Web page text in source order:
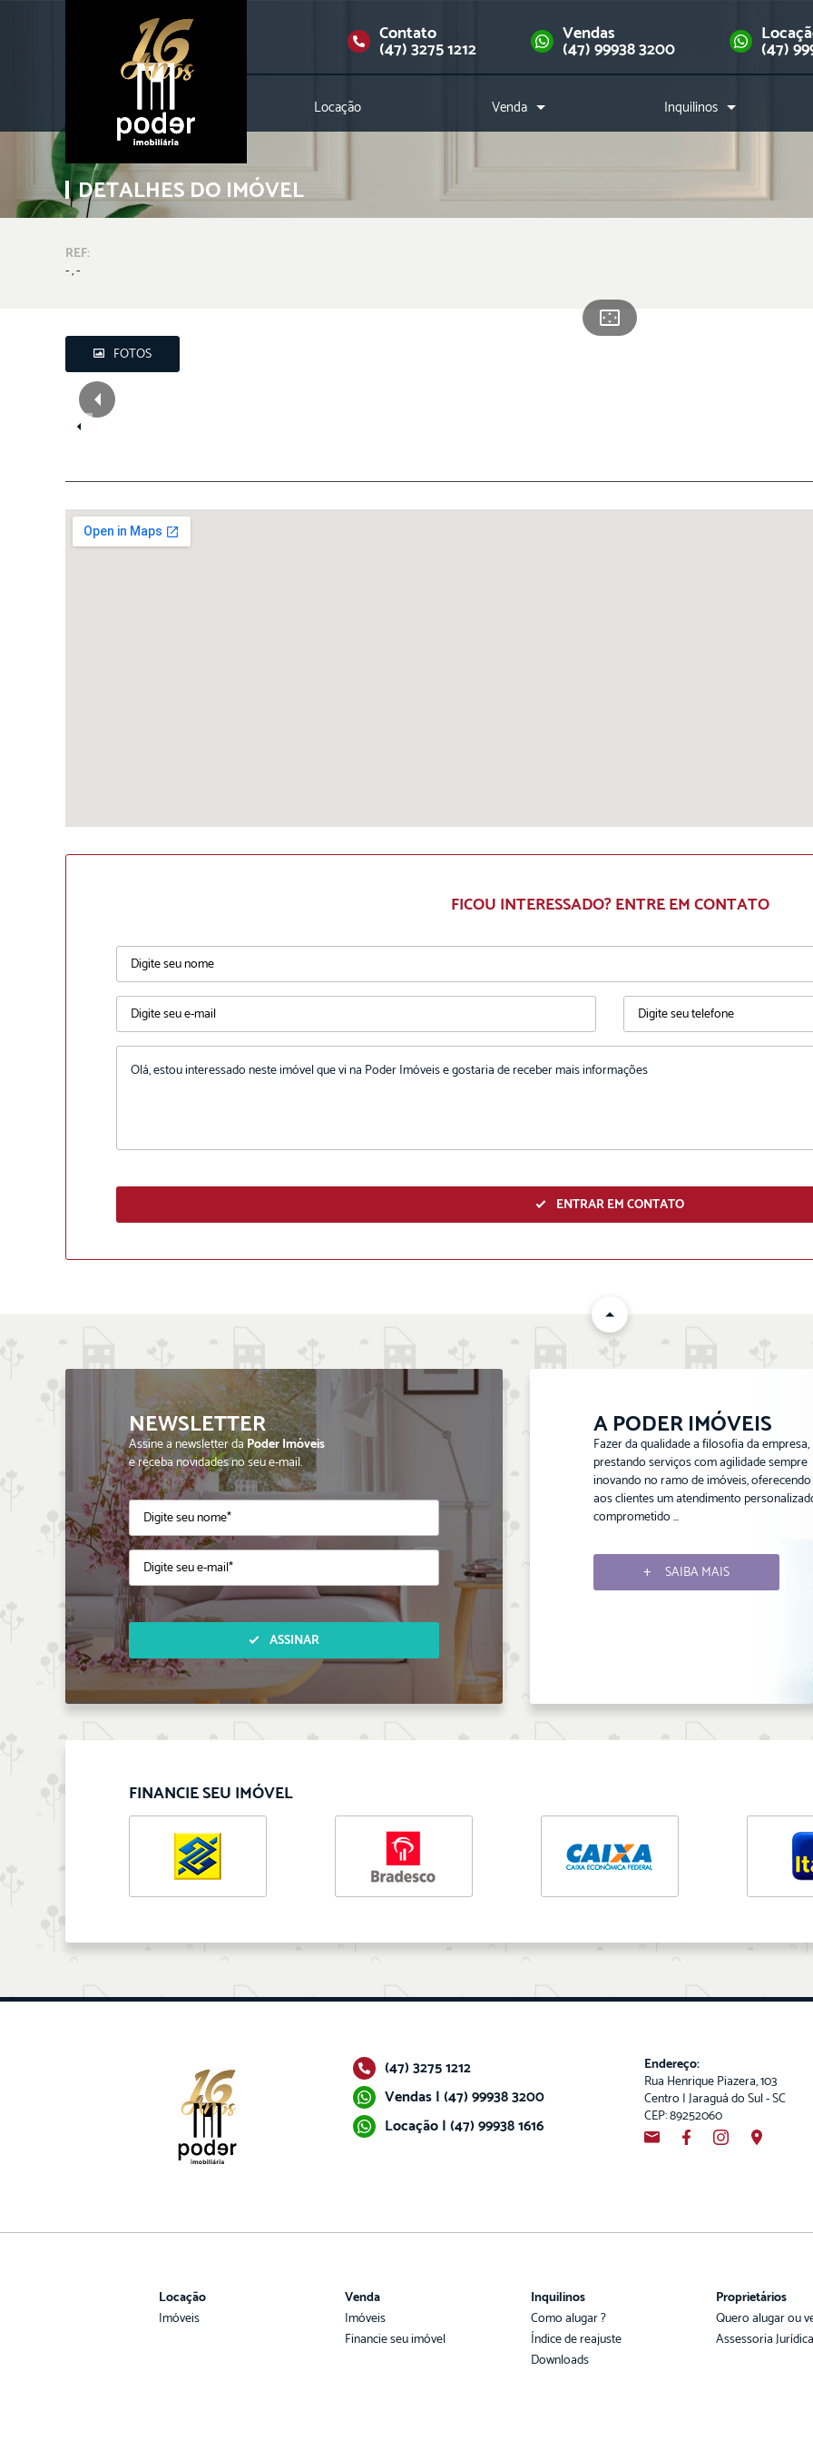
Contato
(47) 3275 1212
Vendas
(47) 99938 3200 (47)
Locação Venda Inquilinos
Downloads
DETALHES DO IMÓVEL
REF:
- , -
FOTOS
FICOU INTERESSADO? ENTRE EM CONTATO
ENTRAR EM CONTATO
ENVIAR
NEWSLETTER
Assine a newsletter daPoder Imóveis
e receba novidades no seu e-mail.
ASSINAR
A PODER IMÓVEIS
Fazer da qualidade a filosofia da empresa,
prestando serviços com agilidade sempre
inovando no ramo de imóveis, oferecendo
aos clientes um atendimento
comprometido ...
SAIBA MAIS
FINANCIE SEU IMÓVEL
(47) 3275 1212
Vendas | (47) 99938 3200
Locação | (47) 99938 1616
Endereço:
Rua Henrique Piazera, 103
Centro | Jaraguá do Sul - SC
CEP: 89252060
Locação
Imóveis
Venda
Imóveis
Financie seu imóvel
Inquilinos
Como alugar ?
Índice de reajuste
Downloads
Proprietários
Quero alugar ou
Assessoria